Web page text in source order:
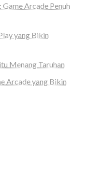
Arcade Penuh
yang Bikin
Menang Taruhan
Arcade yang Bikin